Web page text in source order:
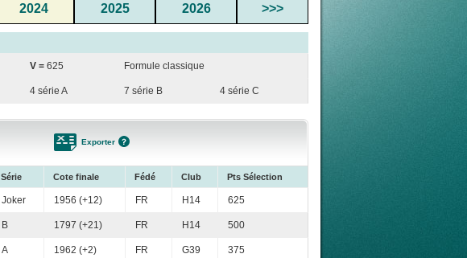
2024 2025 2026 >>>
V = 625 Formule classique
4 série A 7 série B 4 série C
Exporter
Série Cote finale Fédé Club Pts Sélection
Joker 1956 (+12) FR H14 625
B 1797 (+21) FR H14 500
A 1962 (+2) FR G39 375